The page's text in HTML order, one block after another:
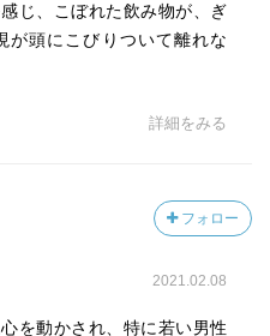
形容詞 que……で始まり、１
れる（三島はナカグロを使
受け入れられた理由のひと
打った。三島の作品を逆に
フランス語の、とくに饒舌
じ、こぼれた飲み物が、ぎ
が頭にこびりついて離れな
詳細をみる
フォロー
2021.02.08
を動かされ、特に若い男性